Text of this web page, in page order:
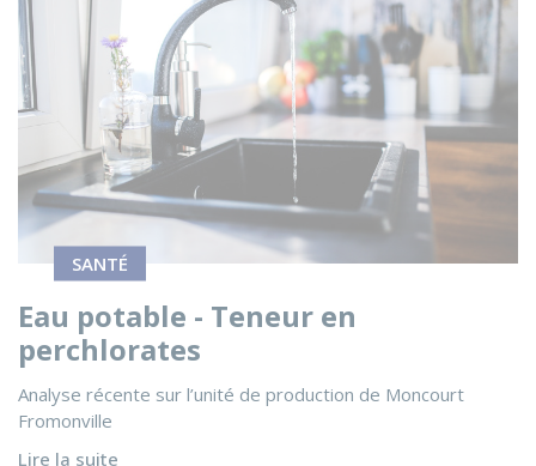
SANTÉ
Eau potable - Teneur en
perchlorates
Analyse récente sur l’unité de production de Moncourt
Fromonville
Lire la suite